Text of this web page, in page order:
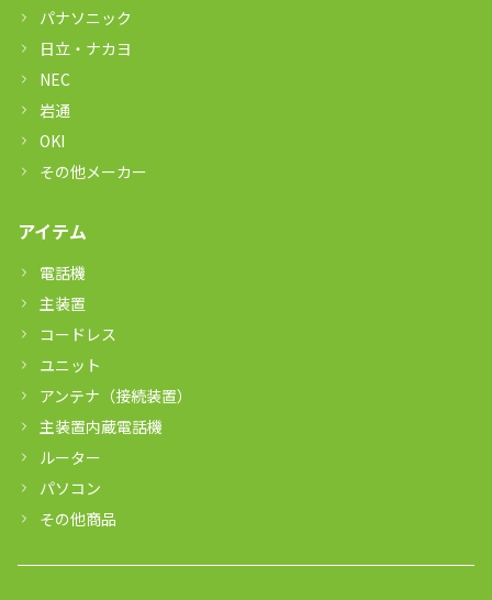
パナソニック
日立・ナカヨ
NEC
岩通
OKI
その他メーカー
アイテム
電話機
主装置
コードレス
ユニット
アンテナ（接続装置）
主装置内蔵電話機
ルーター
パソコン
その他商品